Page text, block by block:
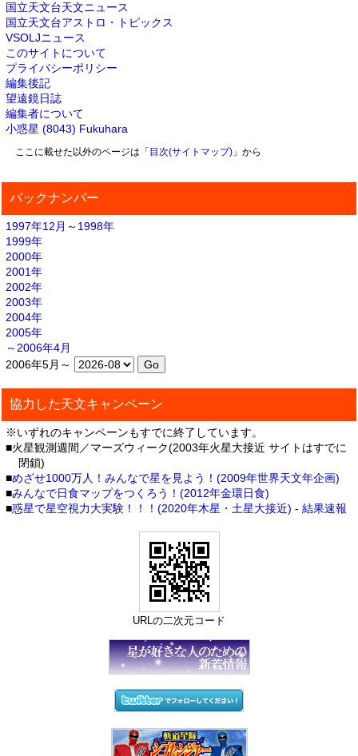
国立天文台天文ニュース
国立天文台アストロ・トピックス
VSOLJニュース
このサイトについて
プライバシーポリシー
編集後記
望遠鏡日誌
編集者について
小惑星 (8043) Fukuhara
ここに載せた以外のページは「 目次(サイトマップ)」から
バックナンバー
1997年12月～1998年
1999年
2000年
2001年
2002年
2003年
2004年
2005年
～2006年4月
2006年5月～
協力した天文キャンペーン
※いずれのキャンペーンもすでに終了しています。
■火星観測週間／マーズウィーク(2003年火星大接近 サイトはすでに
閉鎖)
■めざせ1000万人！みんなで星を見よう！(2009年世界天文年企画)
■みんなで日食マップをつくろう！(2012年金環日食)
■惑星で星空視力大実験！！！(2020年木星・土星大接近) - 結果速報
URLの二次元コード